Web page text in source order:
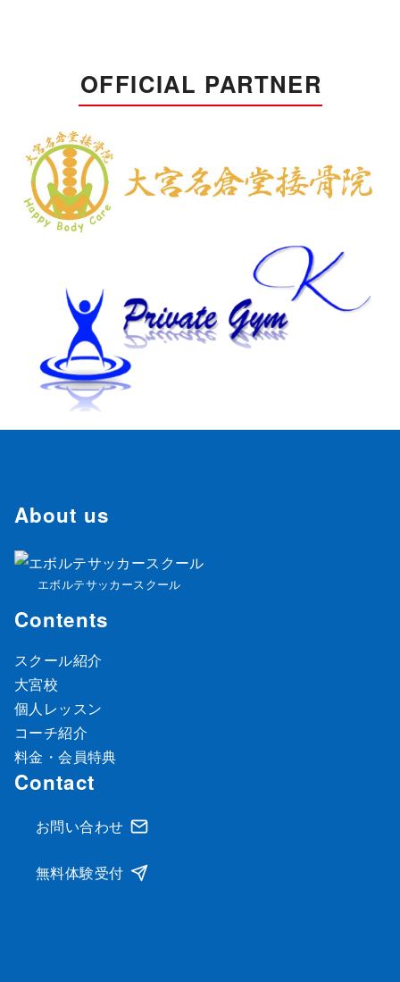
OFFICIAL PARTNER
About us
エボルテサッカースクール
Contents
スクール紹介
大宮校
個人レッスン
コーチ紹介
料金・会員特典
Contact
お問い合わせ
無料体験受付